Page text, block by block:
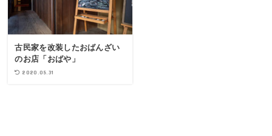
古民家を改装したおばんざい
のお店「おばや」
2020.05.31